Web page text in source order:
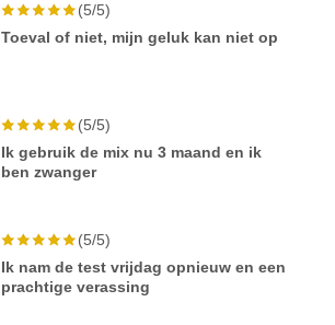
(5/5)
Toeval of niet, mijn geluk kan niet op
(5/5)
Ik gebruik de mix nu 3 maand en ik
ben zwanger
(5/5)
Ik nam de test vrijdag opnieuw en een
prachtige verassing